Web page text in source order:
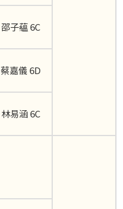
邵子蘊 6C
蔡嘉儀 6D
林易涵 6C